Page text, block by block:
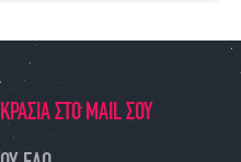
ΣΤΟ MAIL ΣΟΥ